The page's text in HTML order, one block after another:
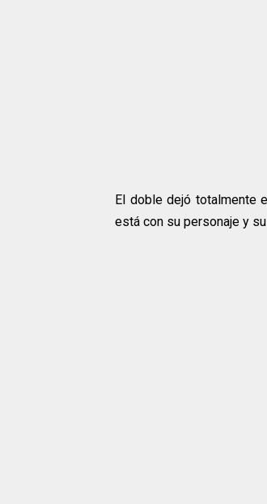
El doble dejó totalmente
está con su personaje y